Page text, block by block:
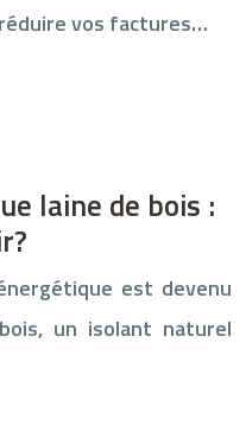
vos factures…
laine de bois :
est devenu
un isolant naturel